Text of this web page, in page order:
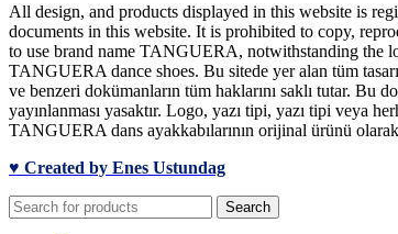
All design, and products displayed in this website is
documents in this website. It is prohibited to copy,
to use brand name TANGUERA, notwithstanding the
TANGUERA dance shoes. Bu sitede yer alan tüm
ve benzeri dokümanların tüm haklarını saklı tutar. Bu
yayınlanması yasaktır. Logo, yazı tipi, yazı tipi veya
TANGUERA dans ayakkabılarının orijinal ürünü
♥ Created by Enes Ustundag
Search